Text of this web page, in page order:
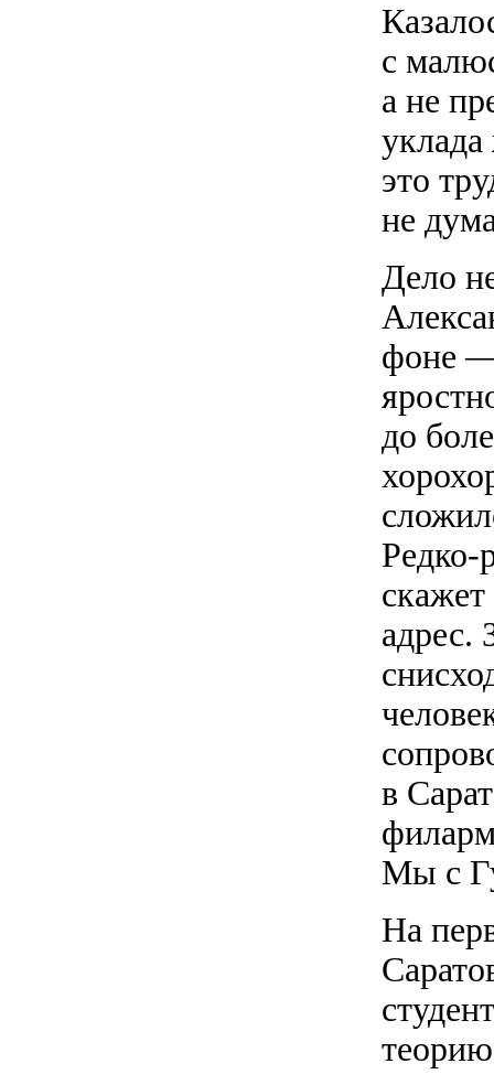
с
а не
это
не
Дело
фоне —
до
Редко-
адрес.
в
Мы с
На